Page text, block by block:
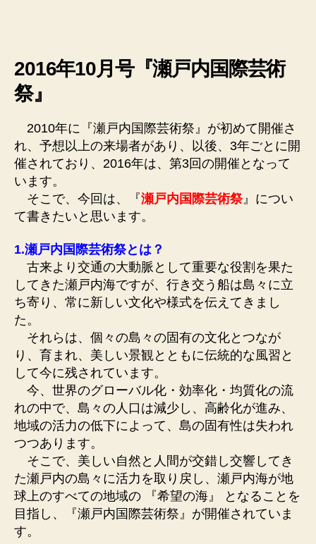
2016年10月号『瀬戸内国際芸術
祭』
2010年に『瀬戸内国際芸術祭』が初めて開催さ
れ、予想以上の来場者があり、以後、3年ごとに開
催されており、2016年は、第3回の開催となって
います。
そこで、今回は、『瀬戸内国際芸術祭』につい
て書きたいと思います。
1.瀬戸内国際芸術祭とは？
古来より交通の大動脈として重要な役割を果た
してきた瀬戸内海ですが、行き交う船は島々に立
ち寄り、常に新しい文化や様式を伝えてきまし
た。
それらは、個々の島々の固有の文化とつなが
り、育まれ、美しい景観とともに伝統的な風習と
して今に残されています。
今、世界のグローバル化・効率化・均質化の流
れの中で、島々の人口は減少し、高齢化が進み、
地域の活力の低下によって、島の固有性は失われ
つつあります。
そこで、美しい自然と人間が交錯し交響してき
た瀬戸内の島々に活力を取り戻し、瀬戸内海が地
球上のすべての地域の 『希望の海』 となることを
目指し、『瀬戸内国際芸術祭』が開催されていま
す。